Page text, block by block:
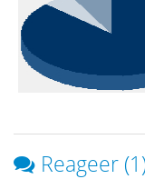
Reageer